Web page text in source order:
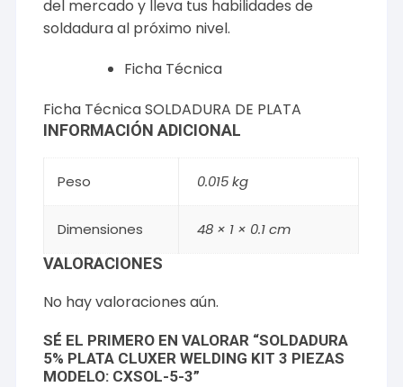
del mercado y lleva tus habilidades de
soldadura al próximo nivel.
Ficha Técnica
Ficha Técnica SOLDADURA DE PLATA
INFORMACIÓN ADICIONAL
Peso 0.015 kg
Dimensiones
48 × 1 × 0.1 cm
VALORACIONES
No hay valoraciones aún.
SÉ EL PRIMERO EN VALORAR “SOLDADURA
5% PLATA CLUXER WELDING KIT 3 PIEZAS
MODELO: CXSOL-5-3”